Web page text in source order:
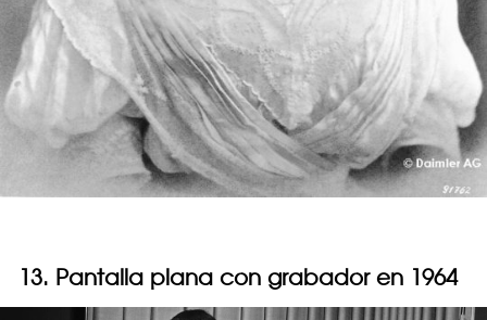
13. Pantalla plana con grabador en 1964